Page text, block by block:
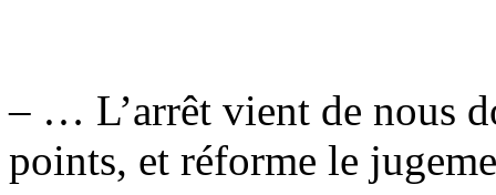
– … L’arrêt vient de nous
points, et réforme le